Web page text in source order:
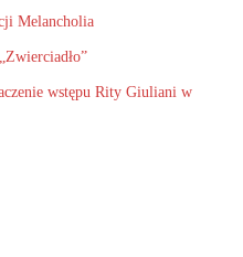
Melancholia
wstępu Rity Giuliani w